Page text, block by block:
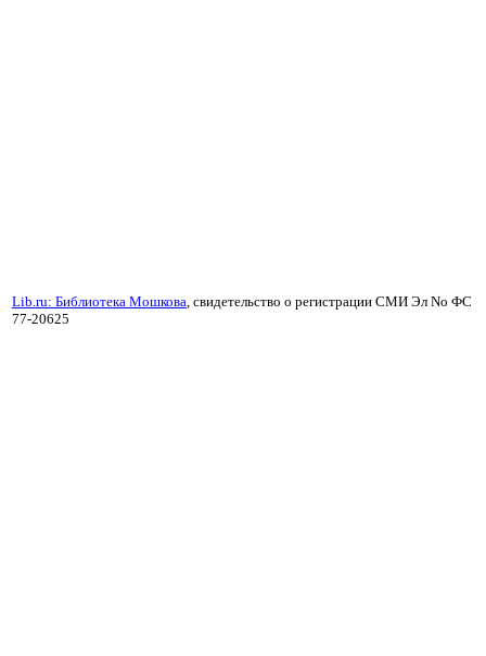
Lib.ru: Библиотека Мошкова , свидетельство о регистрации СМИ Эл No ФС
77-20625